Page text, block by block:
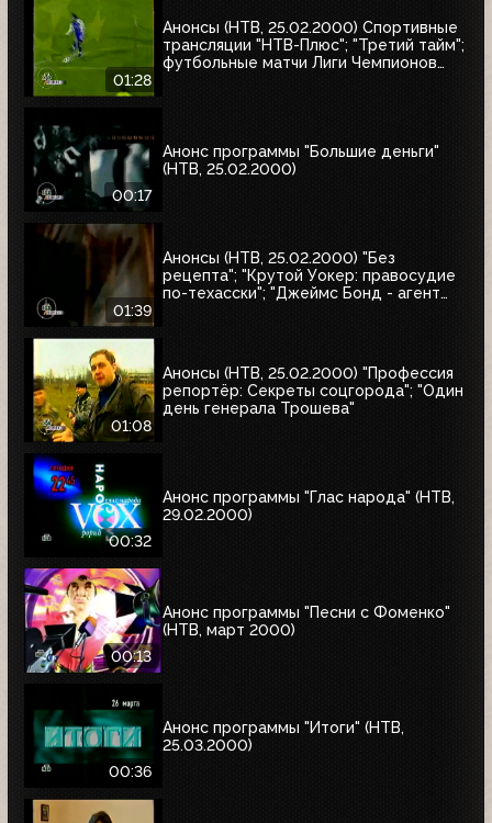
01:28
Анонсы (НТВ, 25.02.2000) Спортивные
трансляции "НТВ-Плюс"; "Третий тайм";
футбольные матчи Лиги Чемпионов
00:17
Анонс программы "Большие деньги"
(НТВ, 25.02.2000)
01:39
Анонсы (НТВ, 25.02.2000) "Без
рецепта"; "Крутой Уокер: правосудие
по-техасски"; "Джеймс Бонд - агент
01:08
Анонсы (НТВ, 25.02.2000) "Профессия
репортёр: Секреты соцгорода"; "Один
день генерала Трошева"
00:32
Анонс программы "Глас народа" (НТВ,
29.02.2000)
00:13
Анонс программы "Песни с Фоменко"
(НТВ, март 2000)
00:36
Анонс программы "Итоги" (НТВ,
25.03.2000)